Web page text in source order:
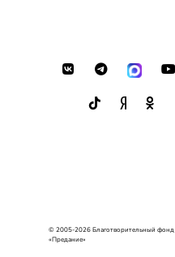
© 2005-2026 Благотворительный фонд
«Предание»